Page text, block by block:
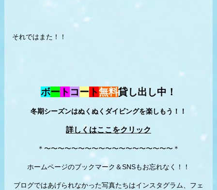
それではまた！！
ボー ト コー ト無料貸し出し中！
冬期シーズンはぬくぬくダイビングを楽しもう！！
詳しくはここをクリック
＊〜〜〜〜〜〜〜〜〜〜〜〜〜〜〜〜〜〜〜＊
ホームページのブックマーク＆SNSもお忘れなく！！
ブログではあげられなかった写真たちはインスタグラム、フェ